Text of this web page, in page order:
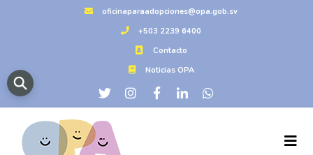
oficinaparaadopciones@opa.gob.sv
+503 2239 6400
Contacto
Noticias OPA